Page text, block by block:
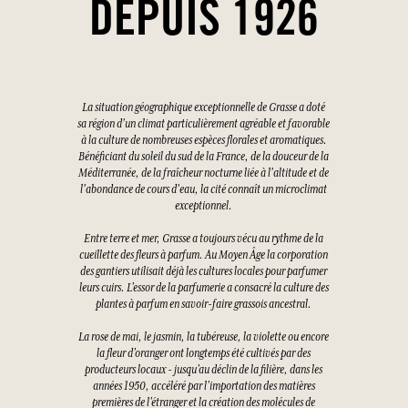
DEPUIS 1926
La situation géographique exceptionnelle de Grasse a doté
sa région d'un climat particulièrement agréable et favorable
à la culture de nombreuses espèces florales et aromatiques.
Bénéficiant du soleil du sud de la France, de la douceur de la
Méditerranée, de la fraîcheur nocturne liée à l'altitude et de
l'abondance de cours d'eau, la cité connaît un microclimat
exceptionnel.
Entre terre et mer, Grasse a toujours vécu au rythme de la
cueillette des fleurs à parfum. Au Moyen Âge la corporation
des gantiers utilisait déjà les cultures locales pour parfumer
leurs cuirs. L’essor de la parfumerie a consacré la culture des
plantes à parfum en savoir-faire grassois ancestral.
La rose de mai, le jasmin, la tubéreuse, la violette ou encore
la fleur d’oranger ont longtemps été cultivés par des
producteurs locaux - jusqu’au déclin de la filière, dans les
années 1950, accéléré par l’importation des matières
premières de l’étranger et la création des molécules de